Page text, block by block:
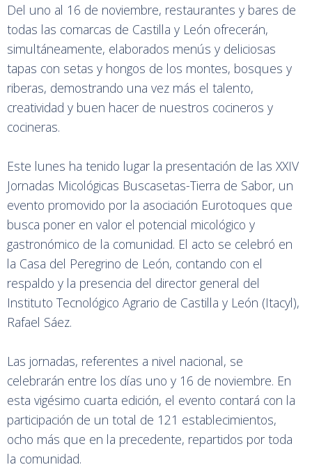
Del uno al 16 de noviembre, restaurantes y bares de
todas las comarcas de Castilla y León ofrecerán,
simultáneamente, elaborados menús y deliciosas
tapas con setas y hongos de los montes, bosques y
riberas, demostrando una vez más el talento,
creatividad y buen hacer de nuestros cocineros y
cocineras.
Este lunes ha tenido lugar la presentación de las XXIV
Jornadas Micológicas Buscasetas-Tierra de Sabor, un
evento promovido por la asociación Eurotoques que
busca poner en valor el potencial micológico y
gastronómico de la comunidad. El acto se celebró en
la Casa del Peregrino de León, contando con el
respaldo y la presencia del director general del
Instituto Tecnológico Agrario de Castilla y León (Itacyl),
Rafael Sáez.
Las jornadas, referentes a nivel nacional, se
celebrarán entre los días uno y 16 de noviembre. En
esta vigésimo cuarta edición, el evento contará con la
participación de un total de 121 establecimientos,
ocho más que en la precedente, repartidos por toda
la comunidad.